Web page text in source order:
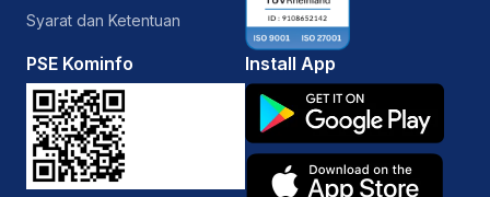
Syarat dan Ketentuan
PSE Kominfo Install App